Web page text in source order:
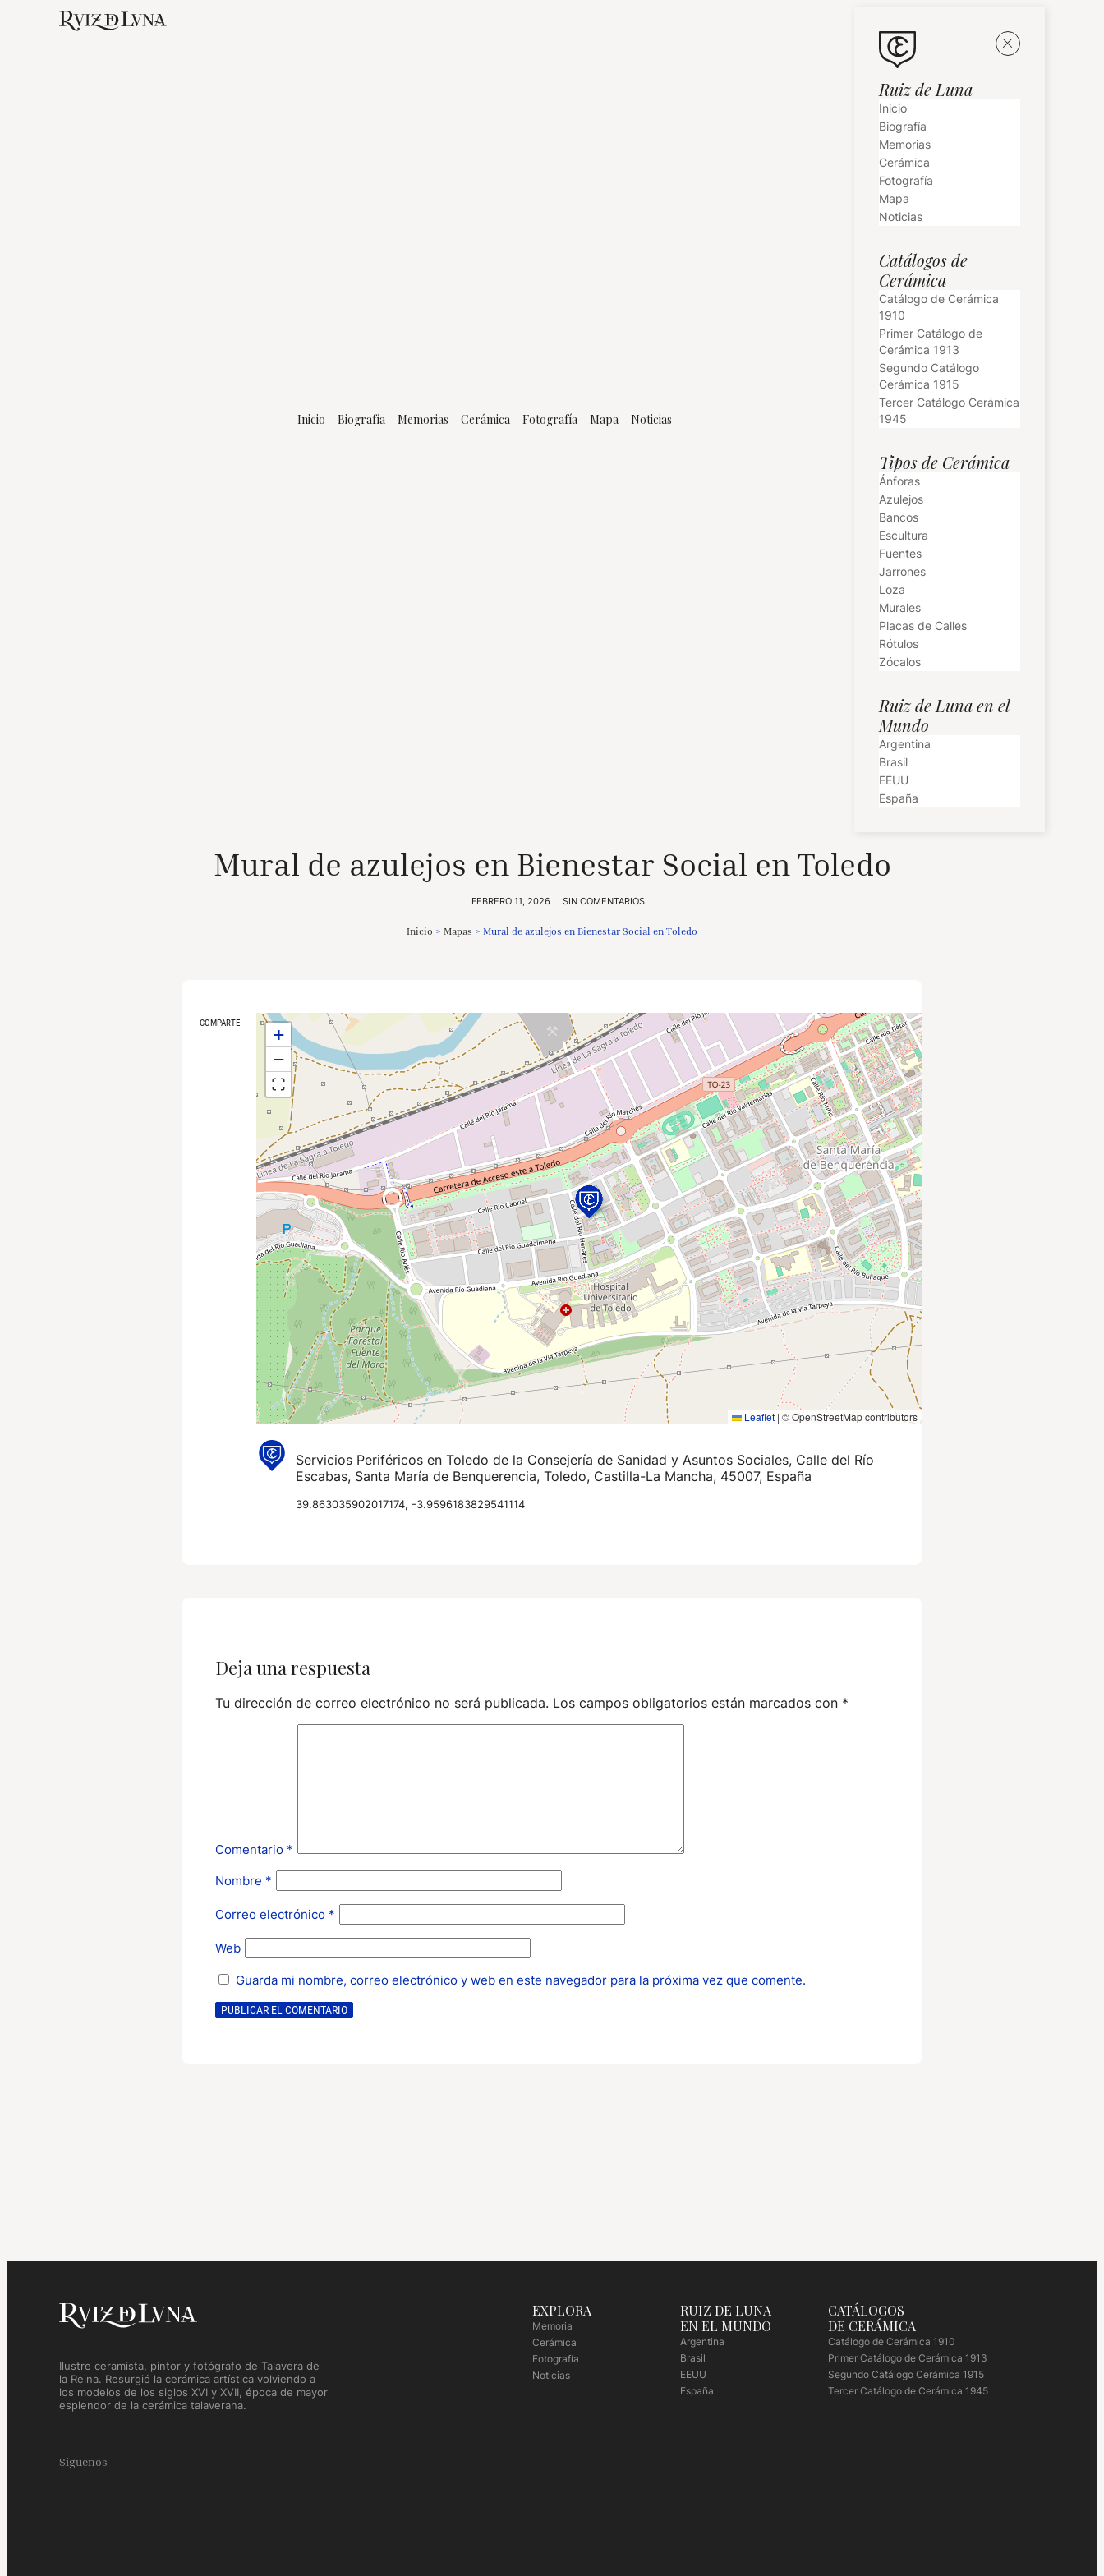
Inicio Biografía Memorias Cerámica Fotografía Mapa Noticias
Ruiz de Luna
Inicio
Biografía
Memorias
Cerámica
Fotografía
Mapa
Noticias
Catálogos de
Cerámica
Catálogo de Cerámica
1910
Primer Catálogo de
Cerámica 1913
Segundo Catálogo
Cerámica 1915
Tercer Catálogo Cerámica
1945
Tipos de Cerámica
Ánforas
Azulejos
Bancos
Escultura
Fuentes
Jarrones
Loza
Murales
Placas de Calles
Rótulos
Zócalos
Ruiz de Luna en el
Mundo
Argentina
Brasil
EEUU
España
Mural de azulejos en Bienestar Social en Toledo
FEBRERO 11, 2026 SIN COMENTARIOS
Inicio > Mapas > Mural de azulejos en Bienestar Social en Toledo
COMPARTE
+
−
Leaflet | © OpenStreetMap contributors
Servicios Periféricos en Toledo de la Consejería de Sanidad y Asuntos Sociales, Calle del Río
Escabas, Santa María de Benquerencia, Toledo, Castilla-La Mancha, 45007, España
39.863035902017174, -3.9596183829541114
Deja una respuesta
Tu dirección de correo electrónico no será publicada. Los campos obligatorios están marcados con *
Comentario *
Nombre *
Correo electrónico *
Web
Guarda mi nombre, correo electrónico y web en este navegador para la próxima vez que comente.
Ilustre ceramista, pintor y fotógrafo de Talavera de
la Reina. Resurgió la cerámica artística volviendo a
los modelos de los siglos XVI y XVII, época de mayor
esplendor de la cerámica talaverana.
Siguenos
EXPLORA
Memoria
Cerámica
Fotografía
Noticias
RUIZ DE LUNA
EN EL MUNDO
Argentina
Brasil
EEUU
España
CATÁLOGOS
DE CERÁMICA
Catálogo de Cerámica 1910
Primer Catálogo de Cerámica 1913
Segundo Catálogo Cerámica 1915
Tercer Catálogo de Cerámica 1945